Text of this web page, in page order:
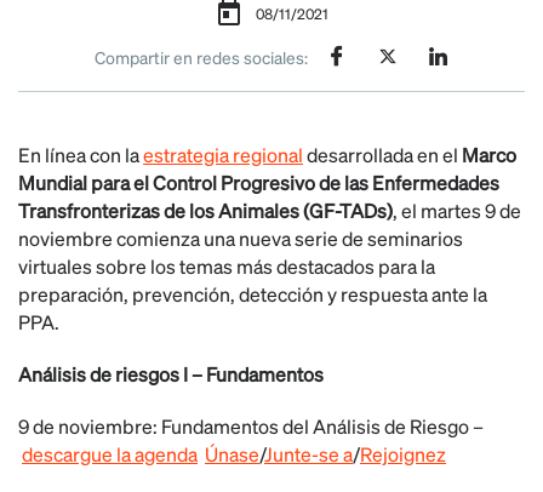
08/11/2021
Compartir en redes sociales:
En línea con laestrategia regionaldesarrollada en el Marco
Mundial para el Control Progresivo de las Enfermedades
Transfronterizas de los Animales (GF-TADs), el martes 9 de
noviembre comienza una nueva serie de seminarios
virtuales sobre los temas más destacados para la
preparación, prevención, detección y respuesta ante la
PPA.
Análisis de riesgos I – Fundamentos
9 de noviembre: Fundamentos del Análisis de Riesgo–
descargue la agenda Únase/Junte-se a/Rejoignez